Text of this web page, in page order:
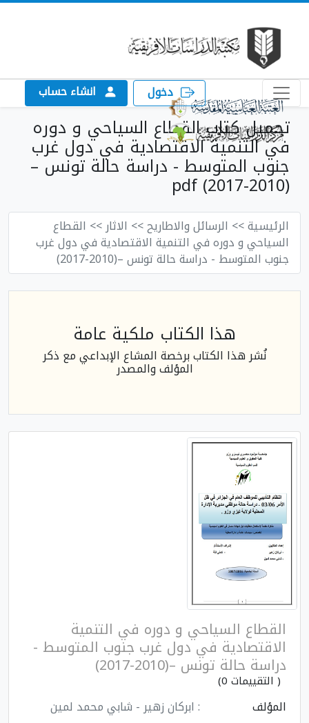
دخول انشاء حساب
تحميل كتاب القطاع السياحي و دوره
في التنمية الاقتصادية في دول غرب
جنوب المتوسط - دراسة حالة تونس –
(2010-2017) pdf
الرئيسية>> الرسائل والاطاريح>> الاثار >> القطاع
السياحي و دوره في التنمية الاقتصادية في دول غرب
جنوب المتوسط - دراسة حالة تونس –(2010-2017)
هذا الكتاب ملكية عامة
نُشر هذا الكتاب برخصة المشاع الإبداعي مع ذكر
المؤلف والمصدر
القطاع السياحي و دوره في التنمية
الاقتصادية في دول غرب جنوب المتوسط -
دراسة حالة تونس –(2010-2017)
( التقييمات 0)
المؤلف
: ابركان زهير - شابي محمد لمين